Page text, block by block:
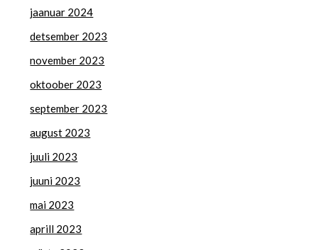
jaanuar 2024
detsember 2023
november 2023
oktoober 2023
september 2023
august 2023
juuli 2023
juuni 2023
mai 2023
aprill 2023